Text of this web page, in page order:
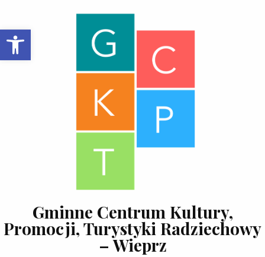
Open toolbar
Gminne Centrum Kultury,
Promocji, Turystyki Radziechowy
– Wieprz